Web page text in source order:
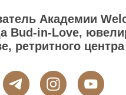
Академии
Bud-in-Love,
ретритного